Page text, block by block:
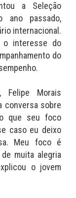
a Seleção
ano passado,
internacional.
o interesse do
do
Felipe Morais
conversa sobre
que seu foco
caso eu deixo
Meu foco é
muita alegria
o jovem